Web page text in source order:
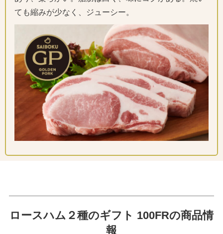
ても縮みが少なく、ジューシー。
ロースハム２種のギフト 100FRの商品情
報